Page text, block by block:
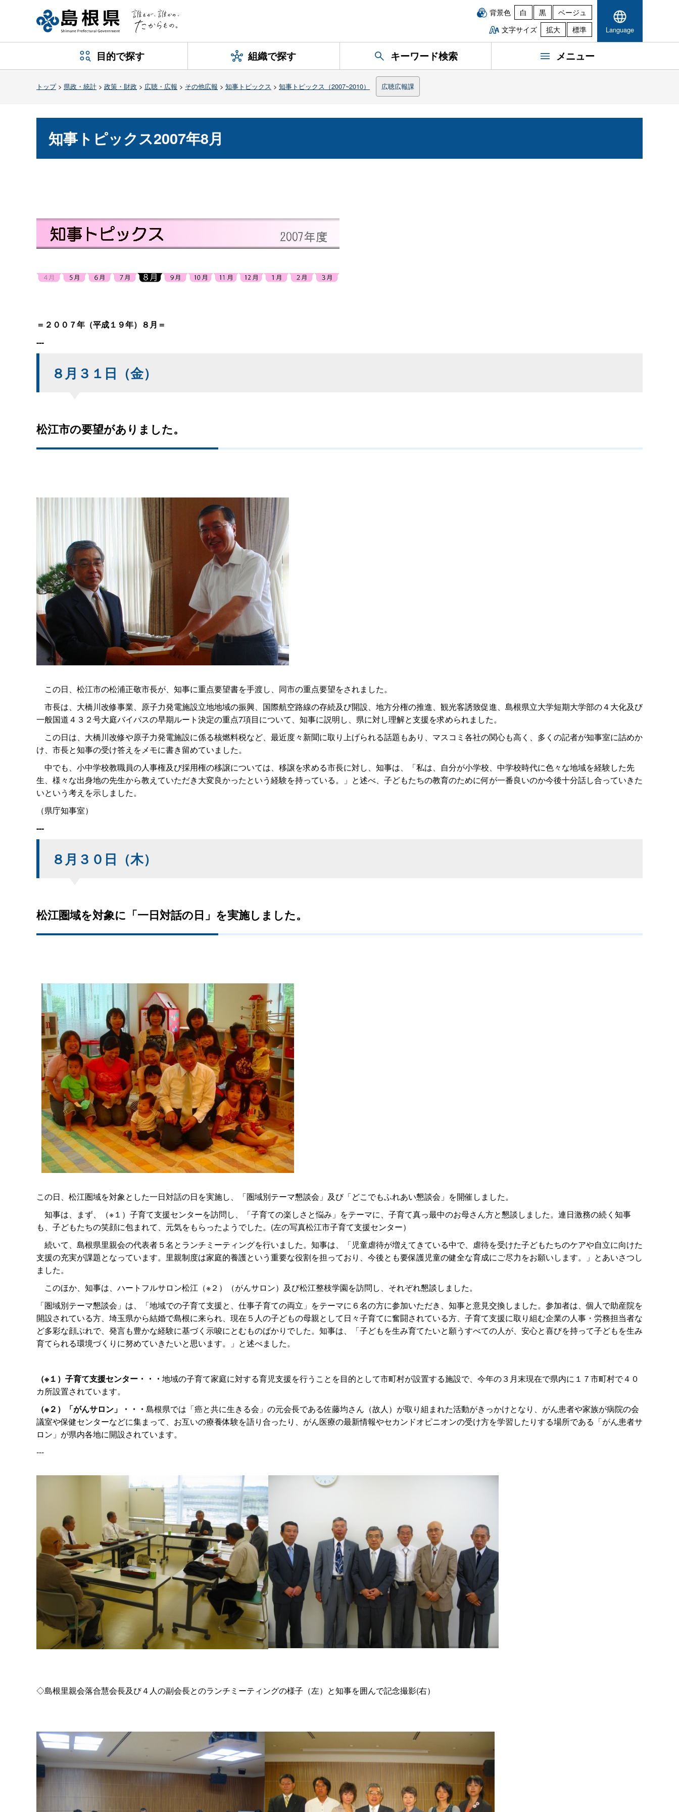
背景色 白 黒
ベージュ
文字サイズ
拡大 標準 Language
目的で探す 組織で探す キーワード検索 メニュー
トップ> 県政・統計 > 政策・財政 > 広聴・広報 > その他広報 > 知事トピックス > 知事トピックス（2007~2010） 広聴広報課
知事トピックス2007年8月
＝２００７年（平成１９年）８月＝
---
８月３１日（金）
松江市の要望がありました。
この日、松江市の松浦正敬市長が、知事に重点要望書を手渡し、同市の重点要望をされました。
市長は、大橋川改修事業、原子力発電施設立地地域の振興、国際航空路線の存続及び開設、地方分権の推進、観光客誘致促進、島根県立大学短期大学部の４大化及び
一般国道４３２号大庭バイパスの早期ルート決定の重点7項目について、知事に説明し、県に対し理解と支援を求められました。
この日は、大橋川改修や原子力発電施設に係る核燃料税など、最近度々新聞に取り上げられる話題もあり、マスコミ各社の関心も高く、多くの記者が知事室に詰めか
け、市長と知事の受け答えをメモに書き留めていました。
中でも、小中学校教職員の人事権及び採用権の移譲については、移譲を求める市長に対し、知事は、「私は、自分が小学校、中学校時代に色々な地域を経験した先
生、様々な出身地の先生から教えていただき大変良かったという経験を持っている。」と述べ、子どもたちの教育のために何が一番良いのか今後十分話し合っていきた
いという考えを示しました。
（県庁知事室）
---
８月３０日（木）
松江圏域を対象に「一日対話の日」を実施しました。
この日、松江圏域を対象とした一日対話の日を実施し、「圏域別テーマ懇談会」及び「どこでもふれあい懇談会」を開催しました。
知事は、まず、（※１）子育て支援センターを訪問し、「子育ての楽しさと悩み」をテーマに、子育て真っ最中のお母さん方と懇談しました。連日激務の続く知事
も、子どもたちの笑顔に包まれて、元気をもらったようでした。(左の写真松江市子育て支援センター）
続いて、島根県里親会の代表者５名とランチミーティングを行いました。知事は、「児童虐待が増えてきている中で、虐待を受けた子どもたちのケアや自立に向けた
支援の充実が課題となっています。里親制度は家庭的養護という重要な役割を担っており、今後とも要保護児童の健全な育成にご尽力をお願いします。」とあいさつし
ました。
このほか、知事は、ハートフルサロン松江（※２）（がんサロン）及び松江整枝学園を訪問し、それぞれ懇談しました。
「圏域別テーマ懇談会」は、「地域での子育て支援と、仕事子育ての両立」をテーマに６名の方に参加いただき、知事と意見交換しました。参加者は、個人で助産院を
開設されている方、埼玉県から結婚で島根に来られ、現在５人の子どもの母親として日々子育てに奮闘されている方、子育て支援に取り組む企業の人事・労務担当者な
ど多彩な顔ぶれで、発言も豊かな経験に基づく示唆にとむものばかりでした。知事は、「子どもを生み育てたいと願うすべての人が、安心と喜びを持って子どもを生み
育てられる環境づくりに努めていきたいと思います。」と述べました。
（※１）子育て支援センター・・・ 地域の子育て家庭に対する育児支援を行うことを目的として市町村が設置する施設で、今年の３月末現在で県内に１７市町村で４０
カ所設置されています。
（※２）「がんサロン」・・・ 島根県では「癌と共に生きる会」の元会長である佐藤均さん（故人）が取り組まれた活動がきっかけとなり、がん患者や家族が病院の会
議室や保健センターなどに集まって、お互いの療養体験を語り合ったり、がん医療の最新情報やセカンドオピニオンの受け方を学習したりする場所である「がん患者サ
ロン」が県内各地に開設されています。
---
◇島根里親会落合慧会長及び４人の副会長とのランチミーティングの様子（左）と知事を囲んで記念撮影(右）